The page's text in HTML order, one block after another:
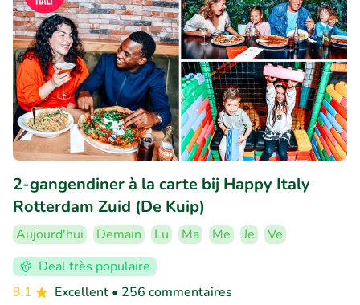
2-gangendiner à la carte bij Happy Italy
Rotterdam Zuid (De Kuip)
Aujourd'hui Demain Lu Ma Me Je
Ve
Deal très populaire
8.1
Excellent • 256 commentaires